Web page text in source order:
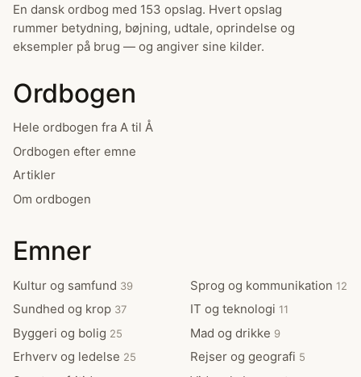
En dansk ordbog med 153 opslag. Hvert opslag
rummer betydning, bøjning, udtale, oprindelse og
eksempler på brug — og angiver sine kilder.
Ordbogen
Hele ordbogen fra A til Å
Ordbogen efter emne
Artikler
Om ordbogen
Emner
Kultur og samfund 39
Sundhed og krop 37
Byggeri og bolig 25
Erhverv og ledelse 25
Sprog og kommunikation 12
IT og teknologi 11
Mad og drikke 9
Rejser og geografi 5